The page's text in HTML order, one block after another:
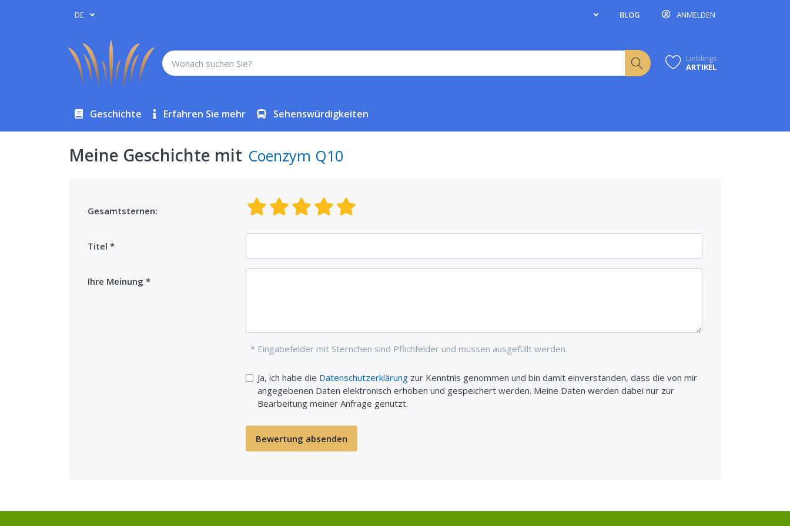
DE BLOG ANMELDEN
Lieblings
ARTIKEL
Geschichte Erfahren Sie mehr Sehenswürdigkeiten
Meine Geschichte mit Coenzym Q10
Gesamtsternen:
Titel
Ihre Meinung
* Eingabefelder mit Sternchen sind Pflichfelder und müssen ausgefüllt werden.
Ja, ich habe die Datenschutzerklärung zur Kenntnis genommen und bin damit einverstanden, dass die von mir
angegebenen Daten elektronisch erhoben und gespeichert werden. Meine Daten werden dabei nur zur
Bearbeitung meiner Anfrage genutzt.
Bewertung absenden